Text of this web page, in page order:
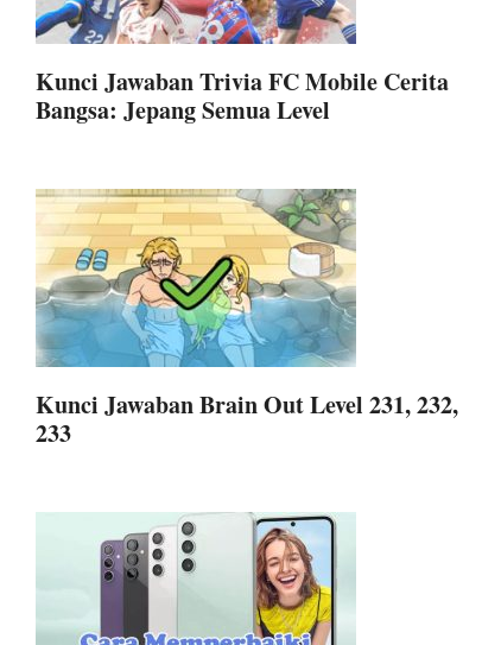
Kunci Jawaban Trivia FC Mobile Cerita
Bangsa: Jepang Semua Level
Kunci Jawaban Brain Out Level 231, 232,
233